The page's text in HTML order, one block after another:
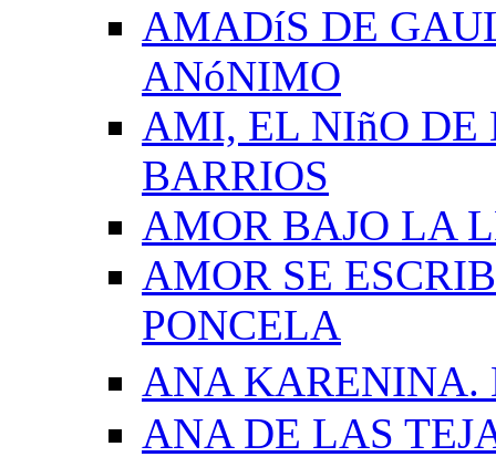
AMADíS DE
ANóNIMO
AMI, EL NIñO DE
BARRIOS
AMOR BAJO LA
AMOR SE
PONCELA
ANA
ANA DE LAS